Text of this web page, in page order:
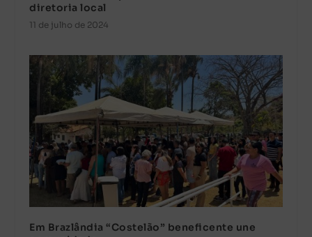
diretoria local
11 de julho de 2024
Em Brazlândia “Costelão” beneficente une